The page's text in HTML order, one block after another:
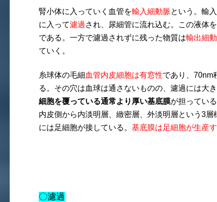
腎小体に入っていく血管を輸入細動脈という。輸
に入って濾過 され、尿細管に流れ込む。この液体を
である。一方で濾過されずに残った物質は輸出細
ていく。
糸球体の毛細血管内皮細胞は有窓性であり、70nm
る。その穴は血球は通さないものの、濾過には大
細胞を覆っている通常より厚い基底膜が担ってい
内皮側から内淡明層、緻密層、外淡明層という3
には足細胞が接している。 基底膜は足細胞が生産
〇濾過